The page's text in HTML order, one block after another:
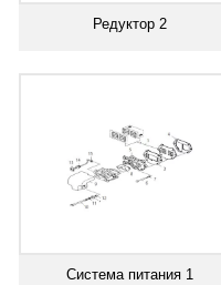
Редуктор 2
Система питания 1